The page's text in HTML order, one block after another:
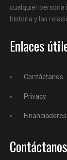
cualquier persona
historia y las
Enlaces
Contáctanos
Privacy
Financiadores
Contáctanos